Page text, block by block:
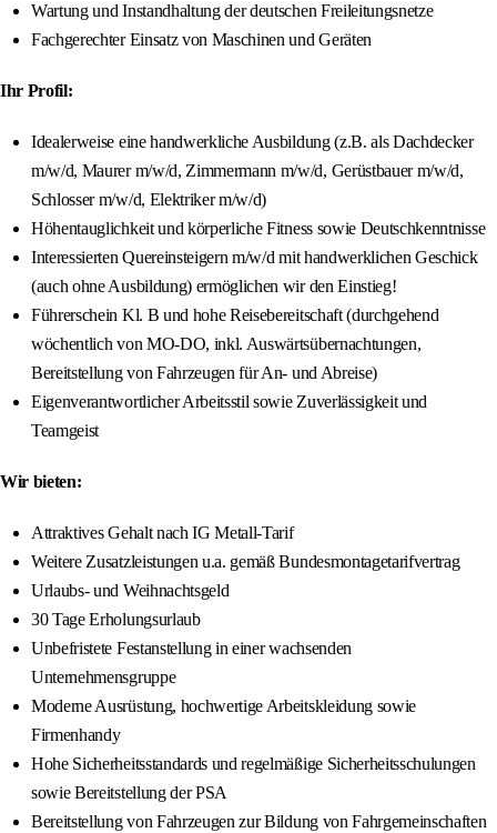
Wartung und Instandhaltung der deutschen Freileitungsnetze
Fachgerechter Einsatz von Maschinen und Geräten
Ihr Profil:
Idealerweise eine handwerkliche Ausbildung (z.B. als Dachdecker
m/w/d, Maurer m/w/d, Zimmermann m/w/d, Gerüstbauer m/w/d,
Schlosser m/w/d, Elektriker m/w/d)
Höhentauglichkeit und körperliche Fitness sowie Deutschkenntnisse
Interessierten Quereinsteigern m/w/d mit handwerklichen Geschick
(auch ohne Ausbildung) ermöglichen wir den Einstieg!
Führerschein Kl. B und hohe Reisebereitschaft (durchgehend
wöchentlich von MO-DO, inkl. Auswärtsübernachtungen,
Bereitstellung von Fahrzeugen für An- und Abreise)
Eigenverantwortlicher Arbeitsstil sowie Zuverlässigkeit und
Teamgeist
Wir bieten:
Attraktives Gehalt nach IG Metall-Tarif
Weitere Zusatzleistungen u.a. gemäß Bundesmontagetarifvertrag
Urlaubs- und Weihnachtsgeld
30 Tage Erholungsurlaub
Unbefristete Festanstellung in einer wachsenden
Unternehmensgruppe
Moderne Ausrüstung, hochwertige Arbeitskleidung sowie
Firmenhandy
Hohe Sicherheitsstandards und regelmäßige Sicherheitsschulungen
sowie Bereitstellung der PSA
Bereitstellung von Fahrzeugen zur Bildung von Fahrgemeinschaften